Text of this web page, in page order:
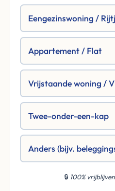
Eengezinswoning /
Appartement / Flat
Vrijstaande woning /
Twee-onder-een-kap
Anders (bijv.
🔒 100%